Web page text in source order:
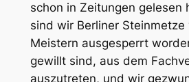
schon in Zeitungen gelesen
sind wir Berliner Steinmetze
Meistern ausgesperrt
gewillt sind, aus dem
auszutreten, und wir